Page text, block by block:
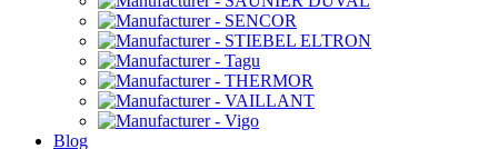
Blog